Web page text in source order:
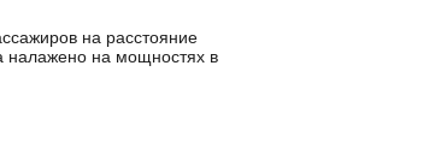
на расстояние
налажено на мощностях в